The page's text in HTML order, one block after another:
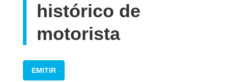
histórico de
motorista
EMITIR